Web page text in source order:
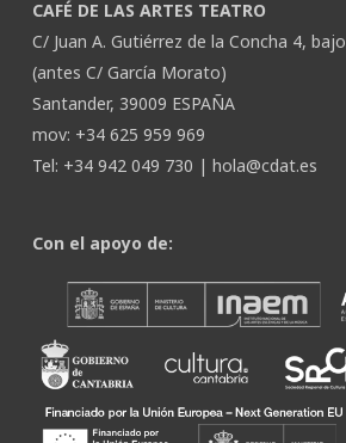
CAFÉ DE LAS ARTES TEATRO
C/ Juan A. Gutiérrez de la Concha 4, bajo
(antes C/ García Morato)
Santander, 39009 ESPAÑA
mov: +34 625 959 969
Tel: +34 942 049 730 | hola@cdat.es
Con el apoyo de: